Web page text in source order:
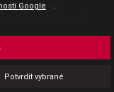
spotřebitele
Google .
Potvrdit vybrané